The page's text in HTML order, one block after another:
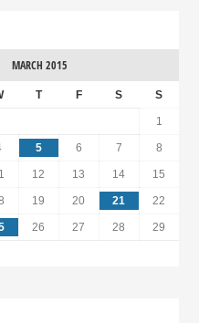
MARCH 2015
T F S S
1
5 6 7 8
12 13 14 15
19 20 21 22
26 27 28 29